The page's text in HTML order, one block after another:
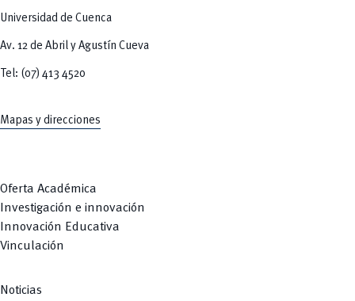
Universidad de Cuenca
Av. 12 de Abril y Agustín Cueva
Tel: (07) 413 4520
Mapas y direcciones
Oferta Académica
Investigación e innovación
Innovación Educativa
Vinculación
Noticias